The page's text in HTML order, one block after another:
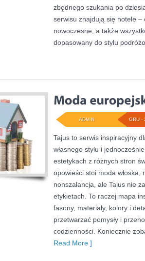
zbędnego szukania po
serwisu znajdują się hotele –
nowoczesne, a także
dopasowany do stylu
GRU -
ADMIN
Tajus to serwis inspiracyjny
własnego stylu i
estetykach z różnych stron
opowieści stoi moda
nonszalancja, ale Tajus nie
etykietach. To raczej mapa
fasony, materiały, kolory i
przetwarzać pomysły i
codzienności. Koniecznie
Read More ]